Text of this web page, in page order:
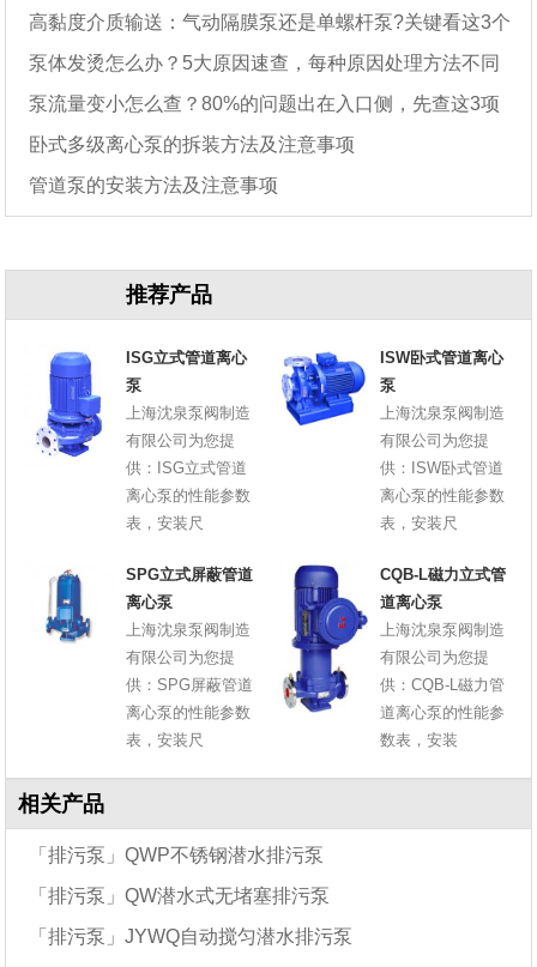
高黏度介质输送：气动隔膜泵还是单螺杆泵?关键看这3个
参数泵体发烫怎么办？5大原因速查，每种原因处理方法不同
泵流量变小怎么查？80%的问题出在入口侧，先查这3项
卧式多级离心泵的拆装方法及注意事项
管道泵的安装方法及注意事项
推荐产品
ISG立式管道离心
泵
上海沈泉泵阀制造
有限公司为您提
供：ISG立式管道
离心泵的性能参数
表，安装尺
ISW卧式管道离心
泵
上海沈泉泵阀制造
有限公司为您提
供：ISW卧式管道
离心泵的性能参数
表，安装尺
SPG立式屏蔽管道
离心泵
上海沈泉泵阀制造
有限公司为您提
供：SPG屏蔽管道
离心泵的性能参数
表，安装尺
CQB-L磁力立式管
道离心泵
上海沈泉泵阀制造
有限公司为您提
供：CQB-L磁力管
道离心泵的性能参
数表，安装
相关产品
「排污泵」QWP不锈钢潜水排污泵
「排污泵」QW潜水式无堵塞排污泵
「排污泵」JYWQ自动搅匀潜水排污泵